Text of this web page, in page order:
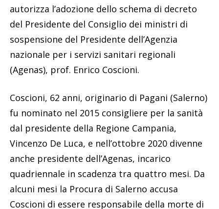
autorizza l’adozione dello schema di decreto
del Presidente del Consiglio dei ministri di
sospensione del Presidente dell’Agenzia
nazionale per i servizi sanitari regionali
(Agenas), prof. Enrico Coscioni.
Coscioni, 62 anni, originario di Pagani (Salerno)
fu nominato nel 2015 consigliere per la sanità
dal presidente della Regione Campania,
Vincenzo De Luca, e nell’ottobre 2020 divenne
anche presidente dell’Agenas, incarico
quadriennale in scadenza tra quattro mesi. Da
alcuni mesi la Procura di Salerno accusa
Coscioni di essere responsabile della morte di